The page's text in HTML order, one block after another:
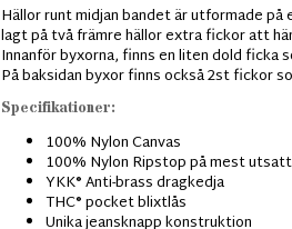
Hällor runt midjan bandet är utformade
lagt på två främre hällor extra fickor att
Innanför byxorna, finns en liten dold ficka
På baksidan byxor finns också 2st fickor
Specifikationer:
100% Nylon Canvas
100% Nylon Ripstop på mest
YKK® Anti-brass dragkedja
THC® pocket blixtlås
Unika jeansknapp konstruktion